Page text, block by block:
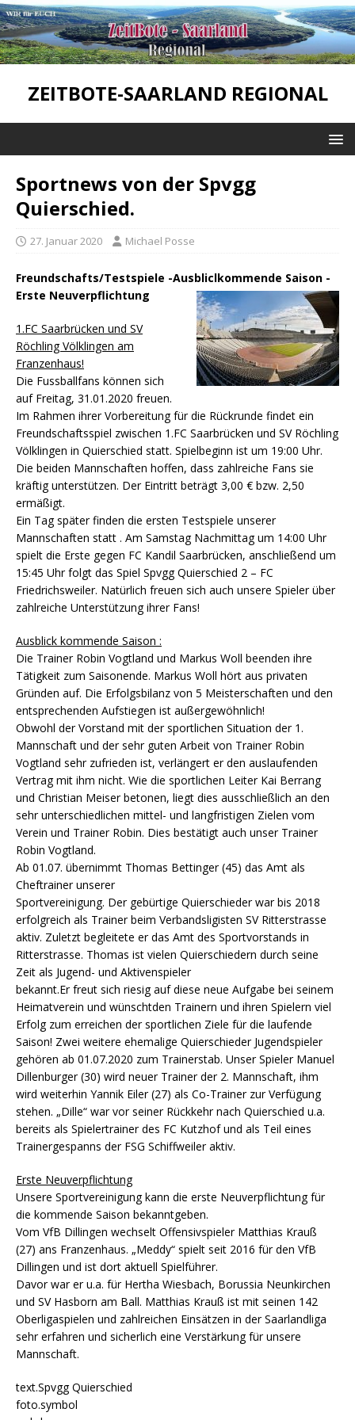
ZEITBOTE-SAARLAND REGIONAL
Sportnews von der Spvgg
Quierschied.
27. Januar 2020 Michael Posse
Freundschafts/Testspiele -Ausbliclkommende Saison -
Erste Neuverpflichtung
1.FC Saarbrücken und SV
Röchling Völklingen am
Franzenhaus!
Die Fussballfans können sich
auf Freitag, 31.01.2020 freuen.
Im Rahmen ihrer Vorbereitung für die Rückrunde findet ein
Freundschaftsspiel zwischen 1.FC Saarbrücken und SV Röchling
Völklingen in Quierschied statt. Spielbeginn ist um 19:00 Uhr.
Die beiden Mannschaften hoffen, dass zahlreiche Fans sie
kräftig unterstützen. Der Eintritt beträgt 3,00 € bzw. 2,50
ermäßigt.
Ein Tag später finden die ersten Testspiele unserer
Mannschaften statt . Am Samstag Nachmittag um 14:00 Uhr
spielt die Erste gegen FC Kandil Saarbrücken, anschließend um
15:45 Uhr folgt das Spiel Spvgg Quierschied 2 – FC
Friedrichsweiler. Natürlich freuen sich auch unsere Spieler über
zahlreiche Unterstützung ihrer Fans!
Ausblick kommende Saison :
Die Trainer Robin Vogtland und Markus Woll beenden ihre
Tätigkeit zum Saisonende. Markus Woll hört aus privaten
Gründen auf. Die Erfolgsbilanz von 5 Meisterschaften und den
entsprechenden Aufstiegen ist außergewöhnlich!
Obwohl der Vorstand mit der sportlichen Situation der 1.
Mannschaft und der sehr guten Arbeit von Trainer Robin
Vogtland sehr zufrieden ist, verlängert er den auslaufenden
Vertrag mit ihm nicht. Wie die sportlichen Leiter Kai Berrang
und Christian Meiser betonen, liegt dies ausschließlich an den
sehr unterschiedlichen mittel- und langfristigen Zielen vom
Verein und Trainer Robin. Dies bestätigt auch unser Trainer
Robin Vogtland.
Ab 01.07. übernimmt Thomas Bettinger (45) das Amt als
Cheftrainer unserer
Sportvereinigung. Der gebürtige Quierschieder war bis 2018
erfolgreich als Trainer beim Verbandsligisten SV Ritterstrasse
aktiv. Zuletzt begleitete er das Amt des Sportvorstands in
Ritterstrasse. Thomas ist vielen Quierschiedern durch seine
Zeit als Jugend- und Aktivenspieler
bekannt.Er freut sich riesig auf diese neue Aufgabe bei seinem
Heimatverein und wünschtden Trainern und ihren Spielern viel
Erfolg zum erreichen der sportlichen Ziele für die laufende
Saison! Zwei weitere ehemalige Quierschieder Jugendspieler
gehören ab 01.07.2020 zum Trainerstab. Unser Spieler Manuel
Dillenburger (30) wird neuer Trainer der 2. Mannschaft, ihm
wird weiterhin Yannik Eiler (27) als Co-Trainer zur Verfügung
stehen. „Dille“ war vor seiner Rückkehr nach Quierschied u.a.
bereits als Spielertrainer des FC Kutzhof und als Teil eines
Trainergespanns der FSG Schiffweiler aktiv.
Erste Neuverpflichtung
Unsere Sportvereinigung kann die erste Neuverpflichtung für
die kommende Saison bekanntgeben.
Vom VfB Dillingen wechselt Offensivspieler Matthias Krauß
(27) ans Franzenhaus. „Meddy“ spielt seit 2016 für den VfB
Dillingen und ist dort aktuell Spielführer.
Davor war er u.a. für Hertha Wiesbach, Borussia Neunkirchen
und SV Hasborn am Ball. Matthias Krauß ist mit seinen 142
Oberligaspielen und zahlreichen Einsätzen in der Saarlandliga
sehr erfahren und sicherlich eine Verstärkung für unsere
Mannschaft.
text.Spvgg Quierschied
foto.symbol